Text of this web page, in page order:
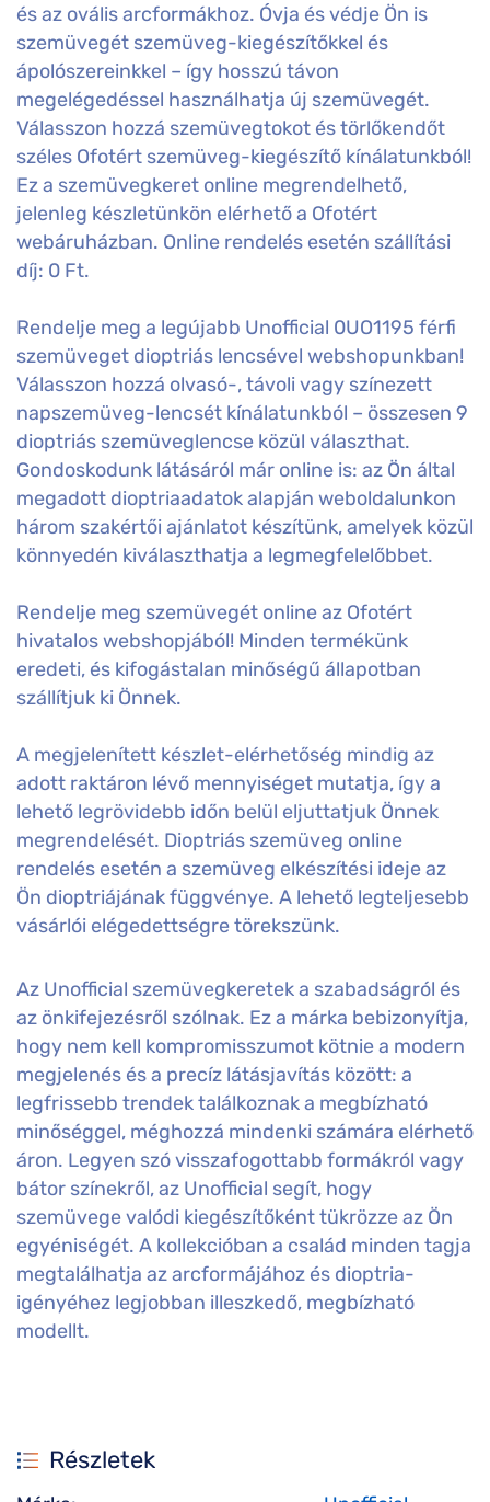
és az ovális arcformákhoz. Óvja és védje Ön is
szemüvegét szemüveg-kiegészítőkkel és
ápolószereinkkel – így hosszú távon
megelégedéssel használhatja új szemüvegét.
Válasszon hozzá szemüvegtokot és törlőkendőt
széles Ofotért szemüveg-kiegészítő kínálatunkból!
Ez a szemüvegkeret online megrendelhető,
jelenleg készletünkön elérhető a Ofotért
webáruházban. Online rendelés esetén szállítási
díj: 0 Ft.
Rendelje meg a legújabb Unofficial 0UO1195 férfi
szemüveget dioptriás lencsével webshopunkban!
Válasszon hozzá olvasó-, távoli vagy színezett
napszemüveg-lencsét kínálatunkból – összesen 9
dioptriás szemüveglencse közül választhat.
Gondoskodunk látásáról már online is: az Ön által
megadott dioptriaadatok alapján weboldalunkon
három szakértői ajánlatot készítünk, amelyek közül
könnyedén kiválaszthatja a legmegfelelőbbet.
Rendelje meg szemüvegét online az Ofotért
hivatalos webshopjából! Minden termékünk
eredeti, és kifogástalan minőségű állapotban
szállítjuk ki Önnek.
A megjelenített készlet-elérhetőség mindig az
adott raktáron lévő mennyiséget mutatja, így a
lehető legrövidebb időn belül eljuttatjuk Önnek
megrendelését. Dioptriás szemüveg online
rendelés esetén a szemüveg elkészítési ideje az
Ön dioptriájának függvénye. A lehető legteljesebb
vásárlói elégedettségre törekszünk.
Az Unofficial szemüvegkeretek a szabadságról és
az önkifejezésről szólnak. Ez a márka bebizonyítja,
hogy nem kell kompromisszumot kötnie a modern
megjelenés és a precíz látásjavítás között: a
legfrissebb trendek találkoznak a megbízható
minőséggel, méghozzá mindenki számára elérhető
áron. Legyen szó visszafogottabb formákról vagy
bátor színekről, az Unofficial segít, hogy
szemüvege valódi kiegészítőként tükrözze az Ön
egyéniségét. A kollekcióban a család minden tagja
megtalálhatja az arcformájához és dioptria-
igényéhez legjobban illeszkedő, megbízható
modellt.
Részletek